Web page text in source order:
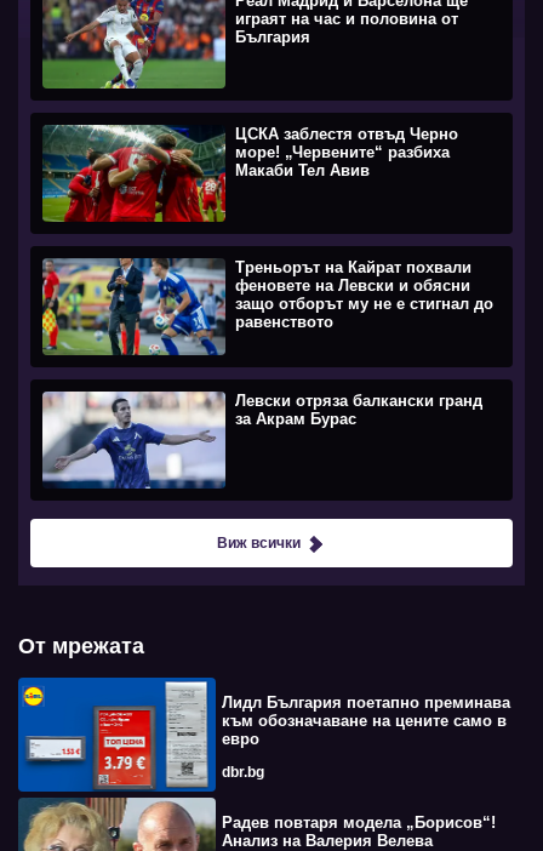
играят на час и половина от
България
ЦСКА заблестя отвъд Черно
море! „Червените“ разбиха
Макаби Тел Авив
Треньорът на Кайрат похвали
феновете на Левски и обясни
защо отборът му не е стигнал до
равенството
Левски отряза балкански гранд
за Акрам Бурас
Виж всички
От мрежата
Лидл България поетапно преминава
към обозначаване на цените само в
евро
dbr.bg
Радев повтаря модела „Борисов“!
Анализ на Валерия Велева